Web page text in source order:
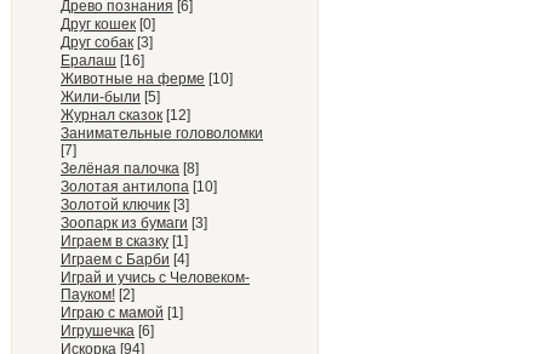
Древо познания [6]
Друг кошек [0]
Друг собак [3]
Ералаш [16]
Животные на ферме [10]
Жили-были [5]
Журнал сказок [12]
Занимательные головоломки
[7]
Зелёная палочка [8]
Золотая антилопа [10]
Золотой ключик [3]
Зоопарк из бумаги [3]
Играем в сказку [1]
Играем с Барби [4]
Играй и учись с Человеком-
Пауком! [2]
Играю с мамой [1]
Игрушечка [6]
Искорка [94]